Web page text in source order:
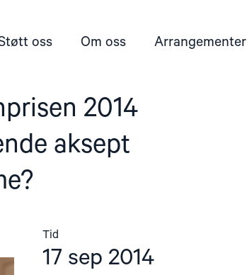
oss Om oss Arrangementer
2014
aksept
Tid
17 sep 2014